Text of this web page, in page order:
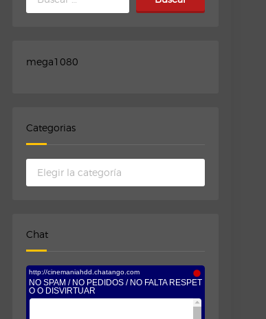
mega1080
Categorias
Categorias
Chat